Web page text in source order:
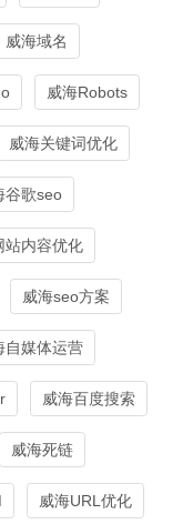
威海域名
威海Robots
威海关键词优化
谷歌seo
站内容优化
威海seo方案
自媒体运营
威海百度搜索
威海死链
威海URL优化